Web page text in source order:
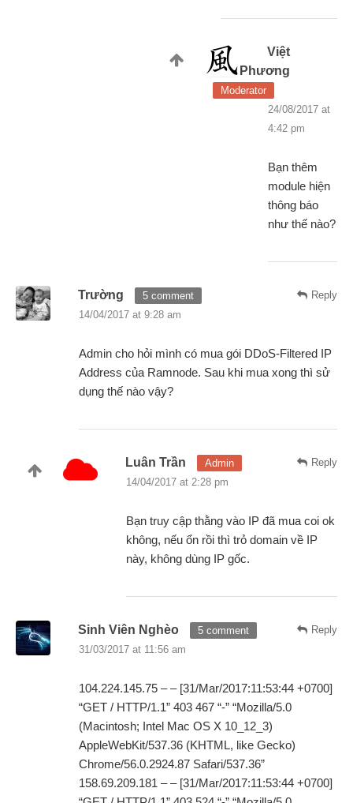
Việt
Phương
Moderator
24/08/2017 at
4:42 pm
Bạn thêm
module hiện
thông báo
như thế nào?
Reply
Trường
5 comment
14/04/2017 at 9:28 am
Admin cho hỏi mình có mua gói DDoS-Filtered IP
Address của Ramnode. Sau khi mua xong thì sử
dụng thế nào vậy?
Reply
Luân Trần
Admin
14/04/2017 at 2:28 pm
Bạn truy cập thằng vào IP đã mua coi ok
không, nếu ổn rồi thì trỏ domain về IP
này, không dùng IP gốc.
Reply
Sinh Viên Nghèo
5 comment
31/03/2017 at 11:56 am
104.224.145.75 – – [31/Mar/2017:11:53:44 +0700]
“GET / HTTP/1.1” 403 467 “-” “Mozilla/5.0
(Macintosh; Intel Mac OS X 10_12_3)
AppleWebKit/537.36 (KHTML, like Gecko)
Chrome/56.0.2924.87 Safari/537.36”
158.69.209.181 – – [31/Mar/2017:11:53:44 +0700]